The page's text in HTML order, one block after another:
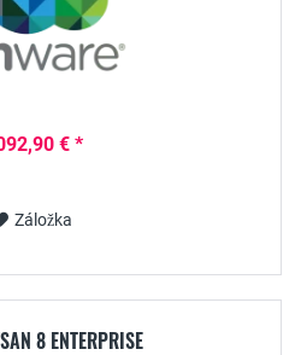
€ *
Záložka
8 ENTERPRISE